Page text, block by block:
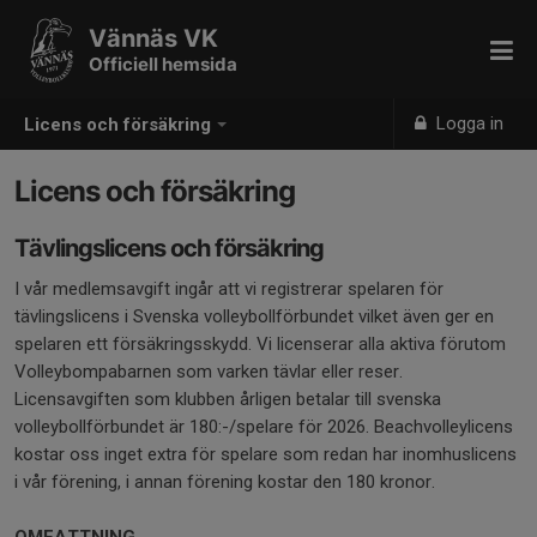
Licens och försäkring Logga in
Vännäs VK
Officiell hemsida
Licens och försäkring
Tävlingslicens och försäkring
I vår medlemsavgift ingår att vi registrerar spelaren för
tävlingslicens i Svenska volleybollförbundet vilket även ger en
spelaren ett försäkringsskydd. Vi licenserar alla aktiva förutom
Volleybompabarnen som varken tävlar eller reser.
Licensavgiften som klubben årligen betalar till svenska
volleybollförbundet är 180:-/spelare för 2026. Beachvolleylicens
kostar oss inget extra för spelare som redan har inomhuslicens
i vår förening, i annan förening kostar den 180 kronor.